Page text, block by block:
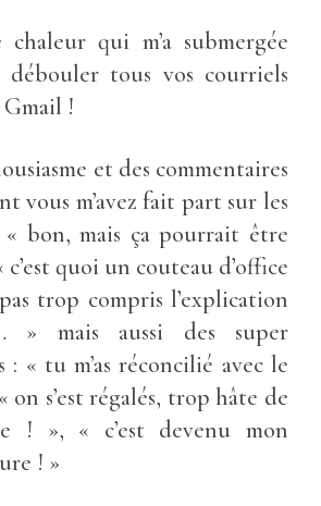
qui m’a submergée
débouler tous vos courriels
!
et des commentaires
vous m’avez fait part sur les
« bon, mais ça pourrait être
c’est quoi un couteau d’office
trop compris l’explication
» mais aussi des super
: « tu m’as réconcilié avec le
s’est régalés, trop hâte de
! », « c’est devenu mon
! »